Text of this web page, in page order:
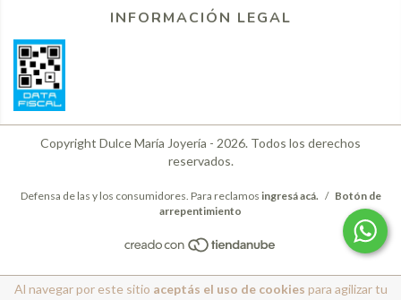
Al navegar por este sitio aceptás el uso de cookies para agilizar tu
INFORMACIÓN LEGAL
Copyright Dulce María Joyería - 2026. Todos los derechos
reservados.
Defensa de las y los consumidores. Para reclamos ingresá acá. / Botón de
arrepentimiento